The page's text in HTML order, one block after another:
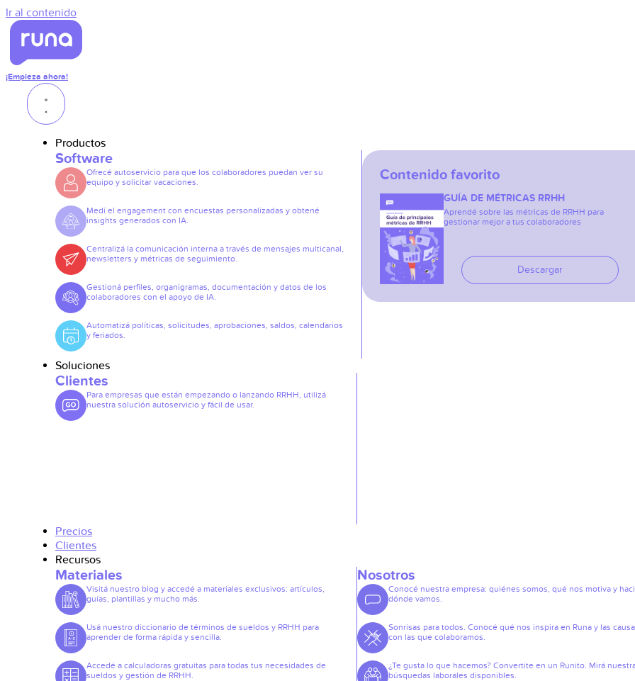
Ir al contenido
¡Empieza ahora!
Productos
Software
Ofrecé autoservicio para que los colaboradores puedan ver su
equipo y solicitar vacaciones.
Medí el engagement con encuestas personalizadas y obtené
insights generados con IA.
Centralizá la comunicación interna a través de mensajes multicanal,
newsletters y métricas de seguimiento.
Gestioná perfiles, organigramas, documentación y datos de los
colaboradores con el apoyo de IA.
Automatizá políticas, solicitudes, aprobaciones, saldos, calendarios
y feriados.
Contenido favorito
GUÍA DE MÉTRICAS RRHH
Aprendé sobre las métricas de RRHH para
gestionar mejor a tus colaboradores
Descargar
Soluciones
Clientes
Para empresas que están empezando o lanzando RRHH, utilizá
nuestra solución autoservicio y fácil de usar.
Precios
Clientes
Recursos
Materiales
Visitá nuestro blog y accedé a materiales exclusivos: artículos,
guías, plantillas y mucho más.
Usá nuestro diccionario de términos de sueldos y RRHH para
aprender de forma rápida y sencilla.
Accedé a calculadoras gratuitas para todas tus necesidades de
sueldos y gestión de RRHH.
Nosotros
Conocé nuestra empresa: quiénes somos, qué nos motiva y
dónde vamos.
Sonrisas para todos. Conocé qué nos inspira en Runa y las
con las que colaboramos.
¿Te gusta lo que hacemos? Convertite en un Runito. Mirá
búsquedas laborales disponibles.